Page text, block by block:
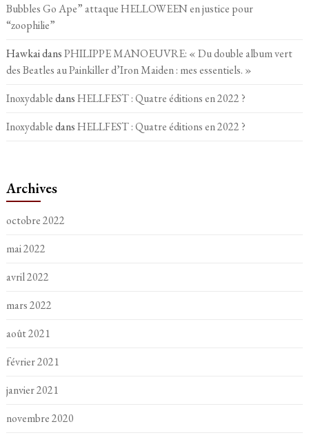
Bubbles Go Ape” attaque HELLOWEEN en justice pour
“zoophilie”
HawkaidansPHILIPPE MANOEUVRE: « Du double album vert
des Beatles au Painkiller d’Iron Maiden : mes essentiels. »
InoxydabledansHELLFEST : Quatre éditions en 2022 ?
InoxydabledansHELLFEST : Quatre éditions en 2022 ?
Archives
octobre 2022
mai 2022
avril 2022
mars 2022
août 2021
février 2021
janvier 2021
novembre 2020